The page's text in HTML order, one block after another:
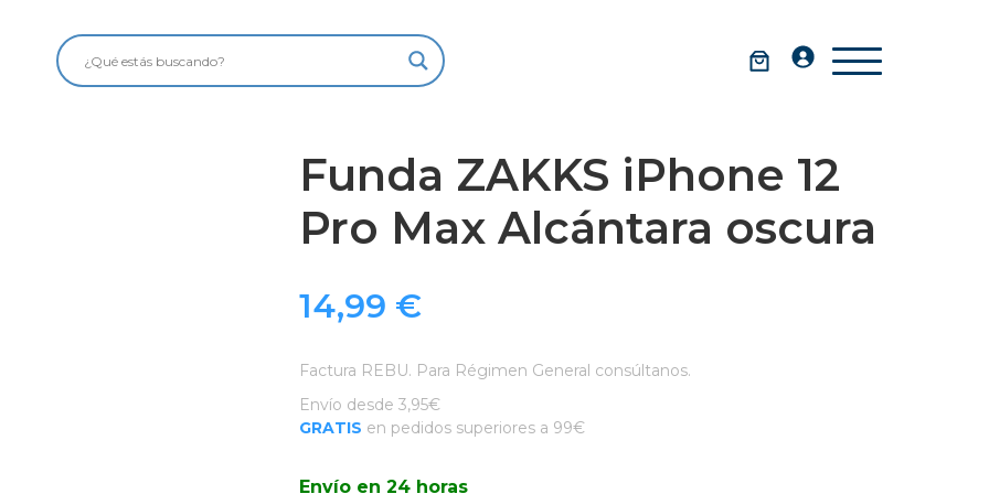
Funda ZAKKS iPhone 12
Pro Max Alcántara oscura
14,99 €
Factura REBU. Para Régimen General consúltanos.
Envío desde 3,95€
GRATIS en pedidos superiores a 99€
Envío en 24 horas